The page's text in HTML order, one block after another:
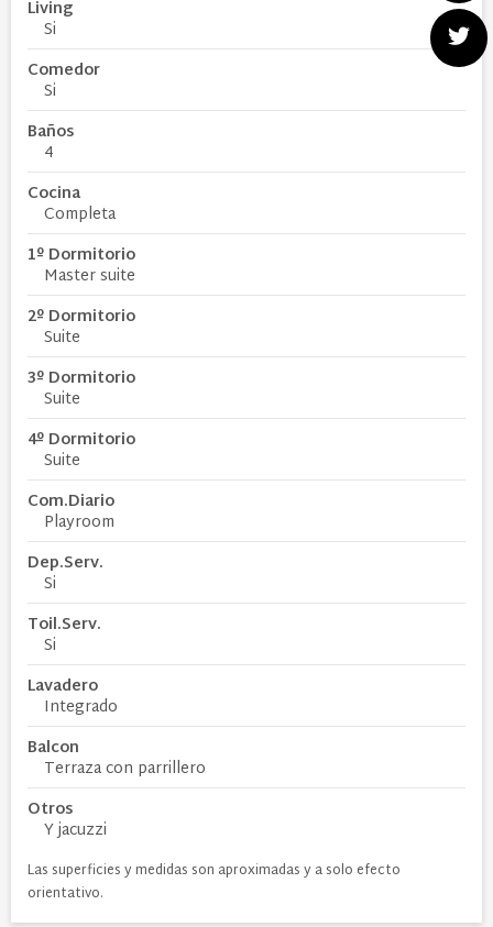
Living
Si
Comedor
Si
Baños
4
Cocina
Completa
1º Dormitorio
Master suite
2º Dormitorio
Suite
3º Dormitorio
Suite
4º Dormitorio
Suite
Com.Diario
Playroom
Dep.Serv.
Si
Toil.Serv.
Si
Lavadero
Integrado
Balcon
Terraza con parrillero
Otros
Y jacuzzi
Las superficies y medidas son aproximadas y a solo efecto
orientativo.